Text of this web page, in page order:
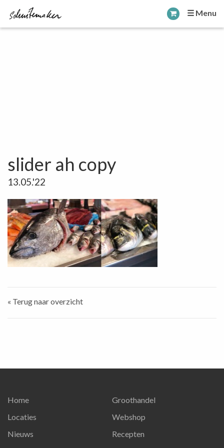
☰ Menu
slider ah copy
13.05.'22
« Terug naar overzicht
Home
Locaties
Nieuws
Groothandel
Webshop
Recepten